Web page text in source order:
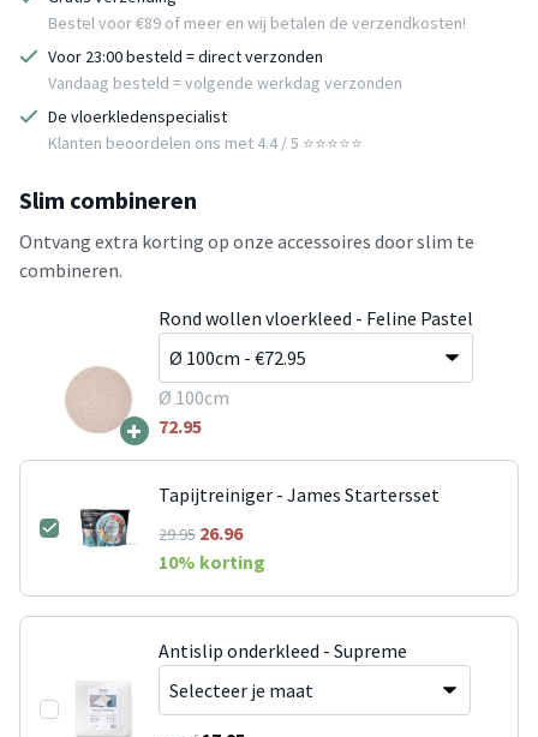
Bestel voor €89 of meer en wij betalen de verzendkosten!
Voor 23:00 besteld = direct verzonden
Vandaag besteld = volgende werkdag verzonden
De vloerkledenspecialist
Klanten beoordelen ons met 4.4 / 5 ⭐⭐⭐⭐⭐
Slim combineren
Ontvang extra korting op onze accessoires door slim te
combineren.
+
Rond wollen vloerkleed - Feline Pastel
Ø 100cm
72.95
Tapijtreiniger - James Startersset
29.9526.96
10% korting
Antislip onderkleed - Supreme